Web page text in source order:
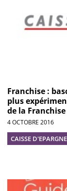
Franchise :
plus
de la Franchise
4 OCTOBRE 2016
CAISSE D'EPARGNE